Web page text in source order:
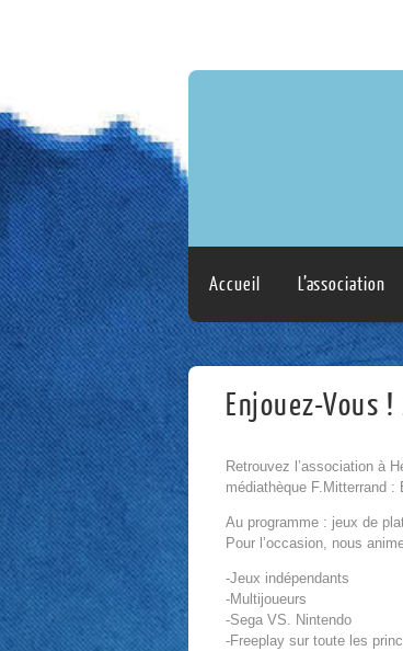
Accueil L’association
Enjouez-Vous
Retrouvez l’association à
médiathèque F.Mitterrand :
Au programme : jeux de
Pour l’occasion, nous
-Jeux indépendants
-Multijoueurs
-Sega VS. Nintendo
-Freeplay sur toute les